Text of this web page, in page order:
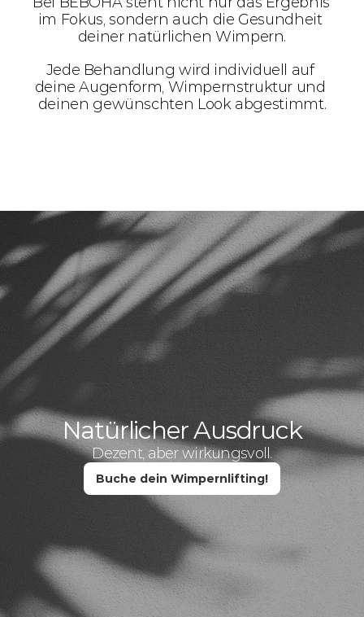
im Fokus, sondern auch die Gesundheit
deiner natürlichen Wimpern.
Jede Behandlung wird individuell auf
deine Augenform, Wimpernstruktur und
deinen gewünschten Look abgestimmt.
Natürlicher Ausdruck
Dezent, aber wirkungsvoll.
Buche dein Wimpernlifting!